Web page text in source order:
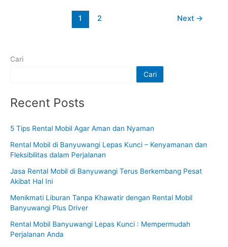
1 2 Next →
Cari
Cari
Recent Posts
5 Tips Rental Mobil Agar Aman dan Nyaman
Rental Mobil di Banyuwangi Lepas Kunci – Kenyamanan dan
Fleksibilitas dalam Perjalanan
Jasa Rental Mobil di Banyuwangi Terus Berkembang Pesat
Akibat Hal Ini
Menikmati Liburan Tanpa Khawatir dengan Rental Mobil
Banyuwangi Plus Driver
Rental Mobil Banyuwangi Lepas Kunci : Mempermudah
Perjalanan Anda